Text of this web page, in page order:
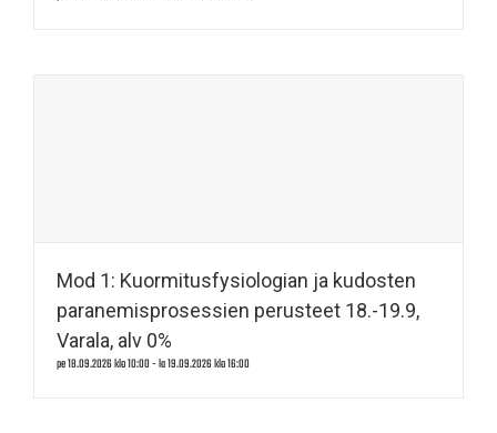
Mod 1: Kuormitusfysiologian ja kudosten
paranemisprosessien perusteet 18.-19.9,
Varala, alv 0%
pe 18.09.2026 klo 10:00-la 19.09.2026 klo 16:00